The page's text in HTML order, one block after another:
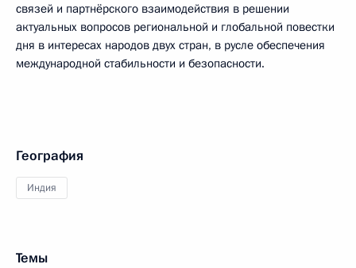
связей и партнёрского взаимодействия в решении
актуальных вопросов региональной и глобальной повестки
дня в интересах народов двух стран, в русле обеспечения
международной стабильности и безопасности.
География
Индия
Темы